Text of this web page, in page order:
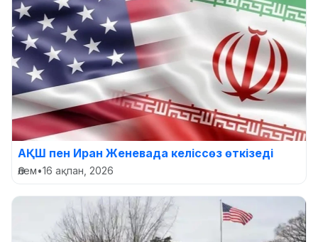
АҚШ пен Иран Женевада келіссөз өткізеді
Әлем•16 ақпан, 2026